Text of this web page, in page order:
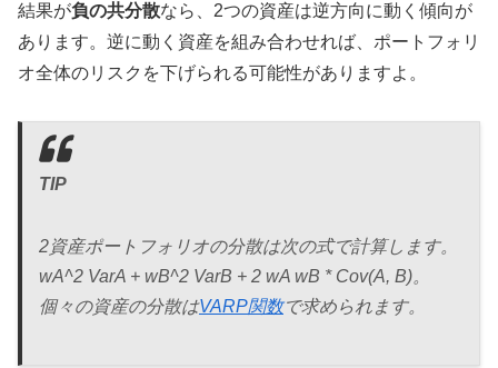
結果が負の共分散なら、2つの資産は逆方向に動く傾向が
あります。逆に動く資産を組み合わせれば、ポートフォリ
オ全体のリスクを下げられる可能性がありますよ。
TIP
2資産ポートフォリオの分散は次の式で計算します。
wA^2 VarA + wB^2 VarB + 2 wA wB * Cov(A, B)。
個々の資産の分散はVARP関数で求められます。